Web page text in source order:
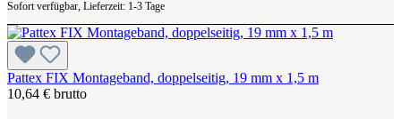
Sofort verfügbar, Lieferzeit: 1-3 Tage
Pattex FIX Montageband, doppelseitig, 19 mm x 1,5 m
10,64 € brutto